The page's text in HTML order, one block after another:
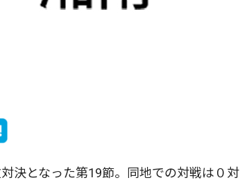
決となった第19節。同地での対戦は０対